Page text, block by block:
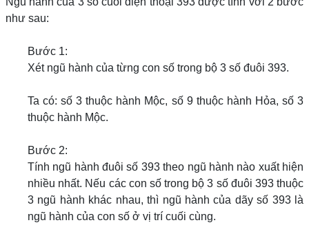
như sau:
Bước 1:
Xét ngũ hành của từng con số trong bộ 3 số đuôi 393.
Ta có: số 3 thuộc hành Mộc, số 9 thuộc hành Hỏa, số 3
thuộc hành Mộc.
Bước 2:
Tính ngũ hành đuôi số 393 theo ngũ hành nào xuất hiện
nhiều nhất. Nếu các con số trong bộ 3 số đuôi 393 thuộc
3 ngũ hành khác nhau, thì ngũ hành của dãy số 393 là
ngũ hành của con số ở vị trí cuối cùng.